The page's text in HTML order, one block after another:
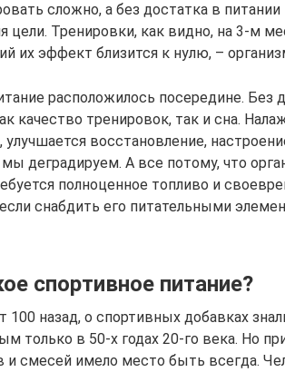
сложно, а без достатка в
цели. Тренировки, как видно, на 3-м
их эффект близится к нулю, –
расположилось посередине. Без
качество тренировок, так и сна.
улучшается восстановление,
деградируем. А все потому, что
полноценное топливо и
снабдить его питательными
спортивное питание?
100 назад, о спортивных добавках
только в 50-х годах 20-го века. Но
и смесей имело место быть всегда.